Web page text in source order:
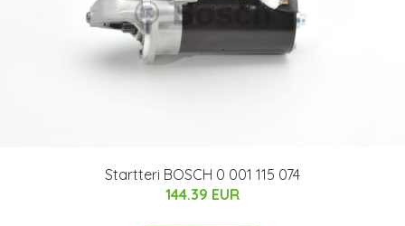
Startteri BOSCH 0 001 115 074
144.39 EUR